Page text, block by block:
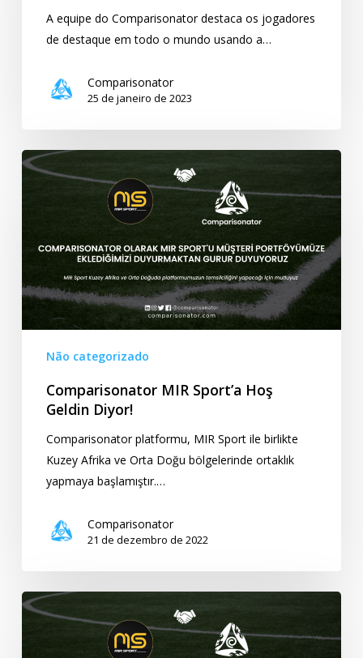
Narek
Aghasaryan
A equipe do Comparisonator destaca os jogadores
de destaque em todo o mundo usando a…
Comparisonator
25 de janeiro de 2023
Comparisonator
Geldin
Não categorizado
Comparisonator MIR Sport’a Hoş
Geldin Diyor!
Comparisonator platformu, MIR Sport ile birlikte
Kuzey Afrika ve Orta Doğu bölgelerinde ortaklık
yapmaya başlamıştır.…
Comparisonator
21 de dezembro de 2022
Comparisonator